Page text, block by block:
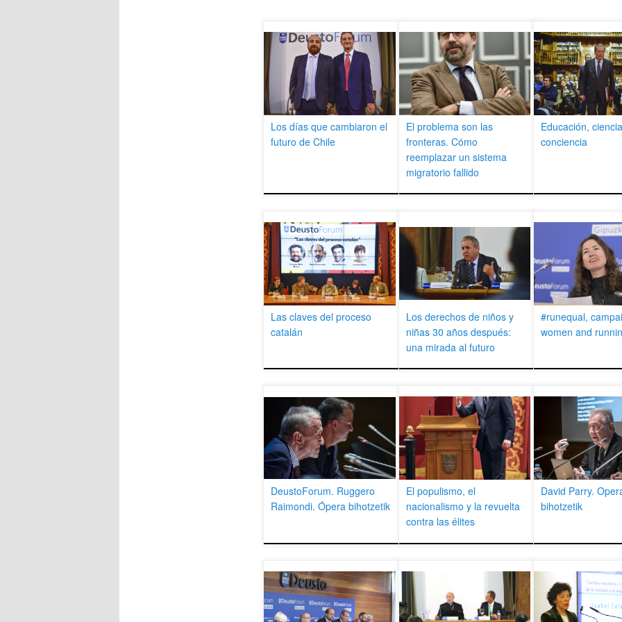
Los días que cambiaron el
futuro de Chile
El problema son las
fronteras. Cómo
reemplazar un sistema
migratorio fallido
Educación,
conciencia
Las claves del proceso
catalán
Los derechos de niños y
niñas 30 años después:
una mirada al futuro
#runequal,
women and
DeustoForum. Ruggero
Raimondi. Ópera bihotzetik
El populismo, el
nacionalismo y la revuelta
contra las élites
David Parry.
bihotzetik